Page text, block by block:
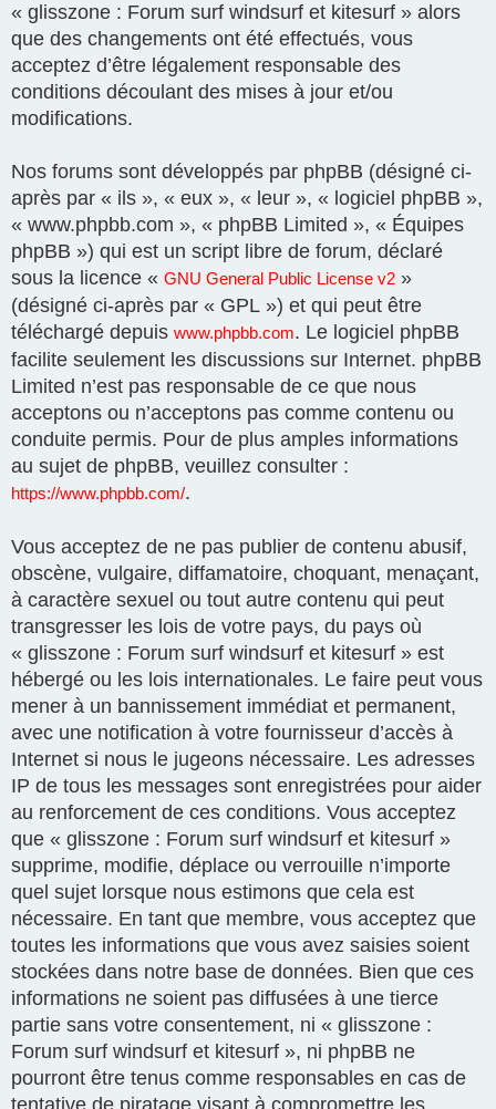
« glisszone : Forum surf windsurf et kitesurf » alors
que des changements ont été effectués, vous
acceptez d’être légalement responsable des
conditions découlant des mises à jour et/ou
modifications.
Nos forums sont développés par phpBB (désigné ci-
après par « ils », « eux », « leur », « logiciel phpBB »,
« www.phpbb.com », « phpBB Limited », « Équipes
phpBB ») qui est un script libre de forum, déclaré
sous la licence « GNU General Public License v2 »
(désigné ci-après par « GPL ») et qui peut être
téléchargé depuis www.phpbb.com. Le logiciel phpBB
facilite seulement les discussions sur Internet. phpBB
Limited n’est pas responsable de ce que nous
acceptons ou n’acceptons pas comme contenu ou
conduite permis. Pour de plus amples informations
au sujet de phpBB, veuillez consulter :
https://www.phpbb.com/.
Vous acceptez de ne pas publier de contenu abusif,
obscène, vulgaire, diffamatoire, choquant, menaçant,
à caractère sexuel ou tout autre contenu qui peut
transgresser les lois de votre pays, du pays où
« glisszone : Forum surf windsurf et kitesurf » est
hébergé ou les lois internationales. Le faire peut vous
mener à un bannissement immédiat et permanent,
avec une notification à votre fournisseur d’accès à
Internet si nous le jugeons nécessaire. Les adresses
IP de tous les messages sont enregistrées pour aider
au renforcement de ces conditions. Vous acceptez
que « glisszone : Forum surf windsurf et kitesurf »
supprime, modifie, déplace ou verrouille n’importe
quel sujet lorsque nous estimons que cela est
nécessaire. En tant que membre, vous acceptez que
toutes les informations que vous avez saisies soient
stockées dans notre base de données. Bien que ces
informations ne soient pas diffusées à une tierce
partie sans votre consentement, ni « glisszone :
Forum surf windsurf et kitesurf », ni phpBB ne
pourront être tenus comme responsables en cas de